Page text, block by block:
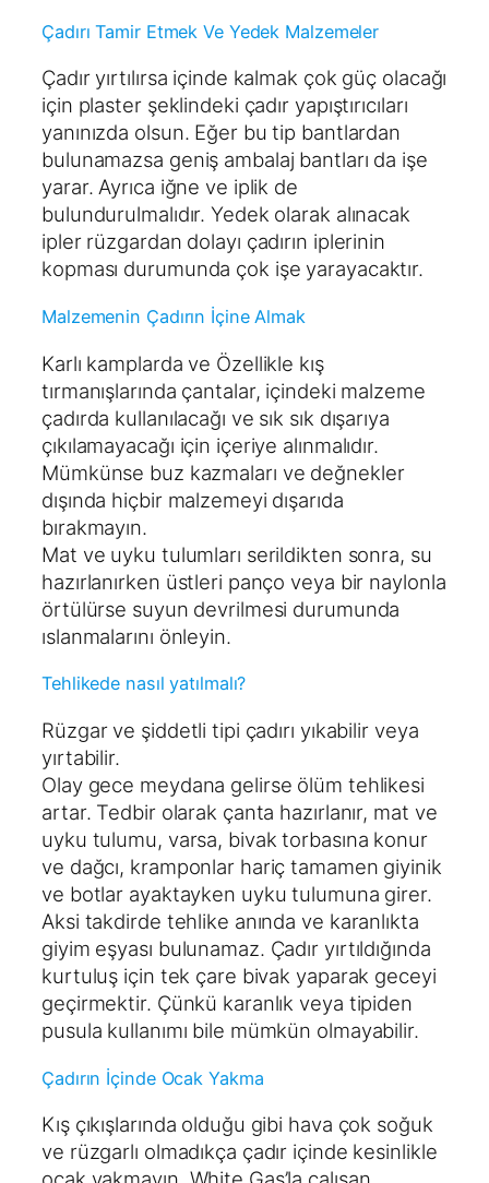
Çadırı Tamir Etmek Ve Yedek Malzemeler
Çadır yırtılırsa içinde kalmak çok güç olacağı
için plaster şeklindeki çadır yapıştırıcıları
yanınızda olsun. Eğer bu tip bantlardan
bulunamazsa geniş ambalaj bantları da işe
yarar. Ayrıca iğne ve iplik de
bulundurulmalıdır. Yedek olarak alınacak
ipler rüzgardan dolayı çadırın iplerinin
kopması durumunda çok işe yarayacaktır.
Malzemenin Çadırın İçine Almak
Karlı kamplarda ve Özellikle kış
tırmanışlarında çantalar, içindeki malzeme
çadırda kullanılacağı ve sık sık dışarıya
çıkılamayacağı için içeriye alınmalıdır.
Mümkünse buz kazmaları ve değnekler
dışında hiçbir malzemeyi dışarıda
bırakmayın.
Mat ve uyku tulumları serildikten sonra, su
hazırlanırken üstleri panço veya bir naylonla
örtülürse suyun devrilmesi durumunda
ıslanmalarını önleyin.
Tehlikede nasıl yatılmalı?
Rüzgar ve şiddetli tipi çadırı yıkabilir veya
yırtabilir.
Olay gece meydana gelirse ölüm tehlikesi
artar. Tedbir olarak çanta hazırlanır, mat ve
uyku tulumu, varsa, bivak torbasına konur
ve dağcı, kramponlar hariç tamamen giyinik
ve botlar ayaktayken uyku tulumuna girer.
Aksi takdirde tehlike anında ve karanlıkta
giyim eşyası bulunamaz. Çadır yırtıldığında
kurtuluş için tek çare bivak yaparak geceyi
geçirmektir. Çünkü karanlık veya tipiden
pusula kullanımı bile mümkün olmayabilir.
Çadırın İçinde Ocak Yakma
Kış çıkışlarında olduğu gibi hava çok soğuk
ve rüzgarlı olmadıkça çadır içinde kesinlikle